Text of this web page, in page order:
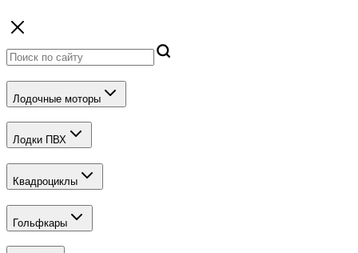
Лодочные моторы
Лодки ПВХ
Квадроциклы
Гольфкары